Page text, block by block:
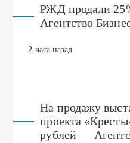
РЖД продали
Агентство
2 часа назад
На продажу
проекта
рублей —